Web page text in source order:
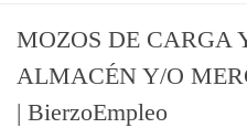
MOZOS DE CARGA
ALMACÉN Y/O
| BierzoEmpleo